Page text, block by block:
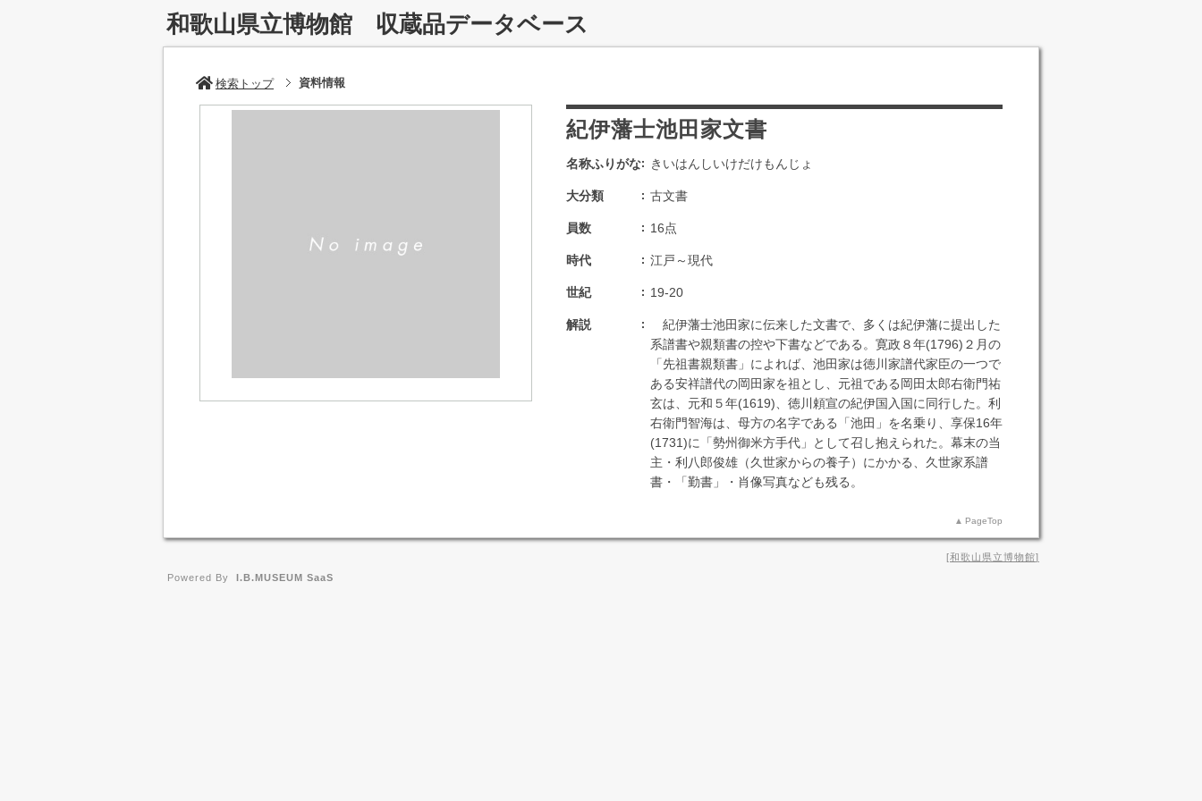
和歌山県立博物館 収蔵品データベース
検索トップ 資料情報
紀伊藩士池田家文書
名称ふりがな きいはんしいけだけもんじょ
大分類 古文書
員数 16点
時代 江戸～現代
世紀 19-20
解説
紀伊藩士池田家に伝来した文書で、多くは紀伊藩に提出した
系譜書や親類書の控や下書などである。寛政８年(1796)２月の
「先祖書親類書」によれば、池田家は徳川家譜代家臣の一つで
ある安祥譜代の岡田家を祖とし、元祖である岡田太郎右衛門祐
玄は、元和５年(1619)、徳川頼宣の紀伊国入国に同行した。利
右衛門智海は、母方の名字である「池田」を名乗り、享保16年
(1731)に「勢州御米方手代」として召し抱えられた。幕末の当
主・利八郎俊雄（久世家からの養子）にかかる、久世家系譜
書・「勤書」・肖像写真なども残る。
PageTop
和歌山県立博物館
Powered By
I.B.MUSEUM SaaS